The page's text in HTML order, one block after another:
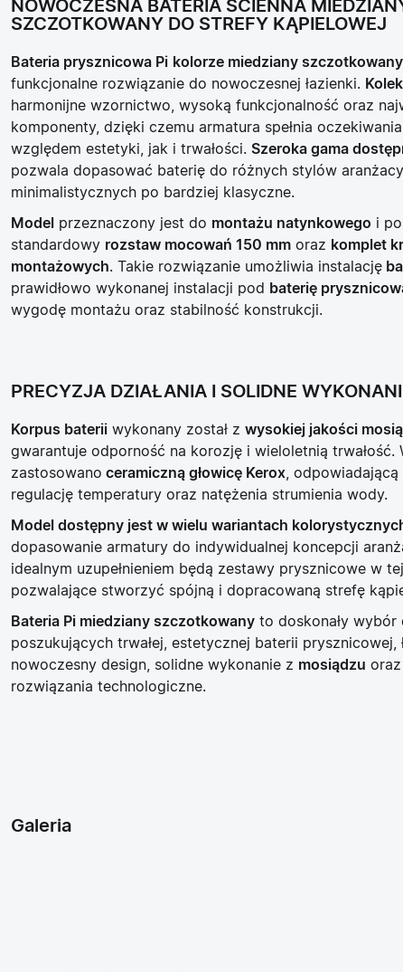
NOWOCZESNA BATERIA ŚCIENNA
SZCZOTKOWANY DO STREFY KĄPIELOWEJ
Bateria prysznicowa Pi kolorze miedziany szczotkowany
funkcjonalne rozwiązanie do nowoczesnej łazienki.
harmonijne wzornictwo, wysoką funkcjonalność oraz
komponenty, dzięki czemu armatura spełnia
względem estetyki, jak i trwałości. Szeroka gama
pozwala dopasować baterię do różnych stylów
minimalistycznych po bardziej klasyczne.
Model przeznaczony jest do montażu natynkowego i
standardowy rozstaw mocowań 150 mm oraz komplet
montażowych. Takie rozwiązanie umożliwia instalację
prawidłowo wykonanej instalacji pod
baterię
wygodę montażu oraz stabilność konstrukcji.
PRECYZJA DZIAŁANIA I SOLIDNE
Korpus baterii wykonany został z wysokiej jakości
gwarantuje odporność na korozję i wieloletnią trwałość.
zastosowano ceramiczną głowicę Kerox , odpowiadającą
regulację temperatury oraz natężenia strumienia wody.
Model dostępny jest w wielu wariantach
dopasowanie armatury do indywidualnej koncepcji
idealnym uzupełnieniem będą zestawy prysznicowe w
pozwalające stworzyć spójną i dopracowaną strefę
Bateria Pi miedziany szczotkowany to doskonały wybór
poszukujących trwałej, estetycznej baterii prysznicowej,
nowoczesny design, solidne wykonanie z mosiądzu
rozwiązania technologiczne.
Galeria